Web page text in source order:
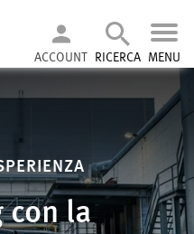
ACCOUNT RICERCA MENU
con la